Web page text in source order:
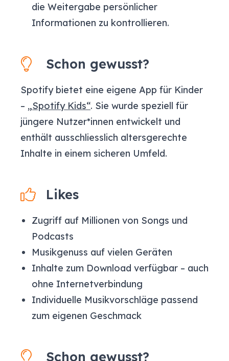
die Weitergabe persönlicher
Informationen zu kontrollieren.
Schon gewusst?
Spotify bietet eine eigene App für Kinder
– „Spotify Kids“. Sie wurde speziell für
jüngere Nutzer*innen entwickelt und
enthält ausschliesslich altersgerechte
Inhalte in einem sicheren Umfeld.
Likes
Zugriff auf Millionen von Songs und
Podcasts
Musikgenuss auf vielen Geräten
Inhalte zum Download verfügbar – auch
ohne Internetverbindung
Individuelle Musikvorschläge passend
zum eigenen Geschmack
Schon gewusst?